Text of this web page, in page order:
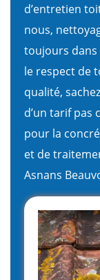
d’entretien
nous,
toujours dans
le respect de
qualité,
d’un tarif pas
pour la
et de
Asnans